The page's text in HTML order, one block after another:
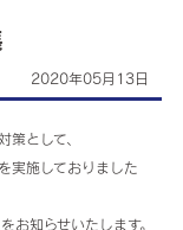
2020年05月13日
策として、
実施しておりました
お知らせいたします。